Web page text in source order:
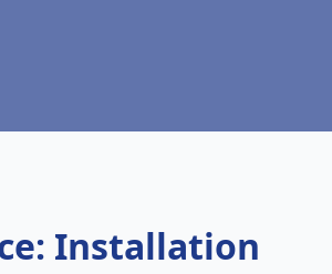
Installation